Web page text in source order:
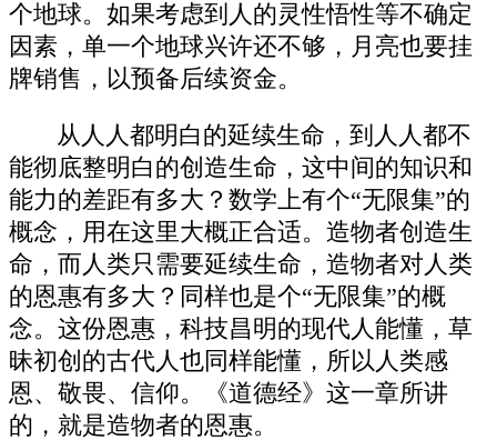
个地球。如果考虑到人的灵性悟性等不确定
因素，单一个地球兴许还不够，月亮也要挂
牌销售，以预备后续资金。
从人人都明白的延续生命，到人人都不
能彻底整明白的创造生命，这中间的知识和
能力的差距有多大？数学上有个“无限集”的
概念，用在这里大概正合适。造物者创造生
命，而人类只需要延续生命，造物者对人类
的恩惠有多大？同样也是个“无限集”的概
念。这份恩惠，科技昌明的现代人能懂，草
昧初创的古代人也同样能懂，所以人类感
恩、敬畏、信仰。《道德经》这一章所讲
的，就是造物者的恩惠。